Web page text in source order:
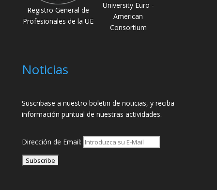
Registro General de
Profesionales de la UE
University Euro -
American
Consortium
Noticias
Suscribase a nuestro boletin de noticias, y reciba
información puntual de nuestras actividades.
Dirección de Email: